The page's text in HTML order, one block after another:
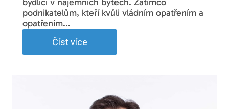
podnikatelům, kteří kvůli vládním opatřením a
opatřením...
Číst více